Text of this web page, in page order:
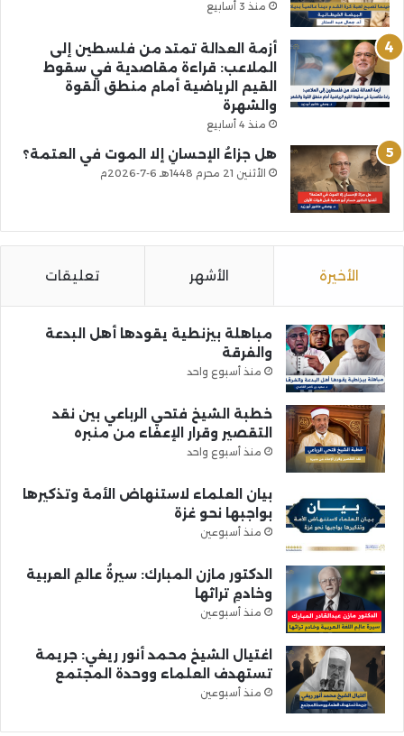
منذ 3 أسابيع
أزمة العدالة تمتد من فلسطين إلى
الملاعب: قراءة مقاصدية في سقوط
القيم الرياضية أمام منطق القوة
والشهرة
منذ 4 أسابيع
هل جزاءُ الإحسانِ إلا الموت في العتمة؟
الأثنين 21 محرم 1448هـ 6-7-2026م
الأخيرة الأشهر تعليقات
مباهلة بيزنطية يقودها أهل البدعة
والفرقة
منذ أسبوع واحد
خطبة الشيخ فتحي الرباعي بين نقد
التقصير وقرار الإعفاء من منبره
منذ أسبوع واحد
بيان العلماء لاستنهاض الأمة وتذكيرها
بواجبها نحو غزة
منذ أسبوعين
الدكتور مازن المبارك: سيرةُ عالمِ العربية
وخادمِ تراثها
منذ أسبوعين
اغتيال الشيخ محمد أنور ريغي: جريمة
تستهدف العلماء ووحدة المجتمع
منذ أسبوعين